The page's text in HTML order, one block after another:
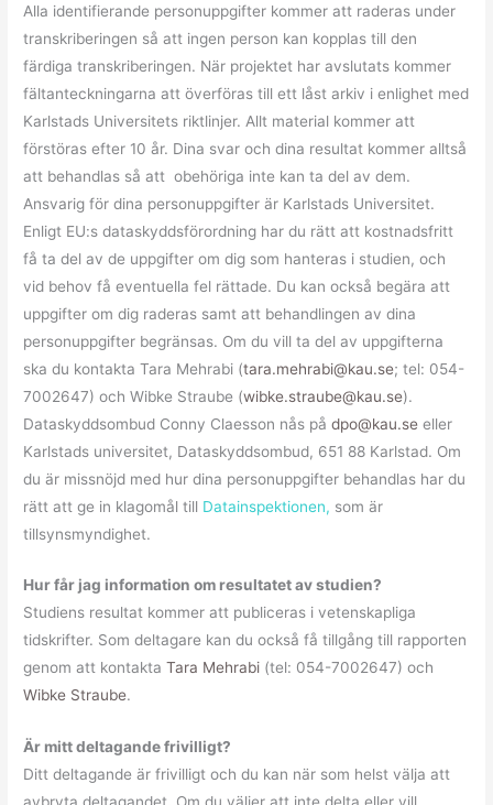
Alla identifierande personuppgifter kommer att raderas under
transkriberingen så att ingen person kan kopplas till den
färdiga transkriberingen. När projektet har avslutats kommer
fältanteckningarna att överföras till ett låst arkiv i enlighet med
Karlstads Universitets riktlinjer. Allt material kommer att
förstöras efter 10 år. Dina svar och dina resultat kommer alltså
att behandlas så att obehöriga inte kan ta del av dem.
Ansvarig för dina personuppgifter är Karlstads Universitet.
Enligt EU:s dataskyddsförordning har du rätt att kostnadsfritt
få ta del av de uppgifter om dig som hanteras i studien, och
vid behov få eventuella fel rättade. Du kan också begära att
uppgifter om dig raderas samt att behandlingen av dina
personuppgifter begränsas. Om du vill ta del av uppgifterna
ska du kontakta Tara Mehrabi (tara.mehrabi@kau.se; tel: 054-
7002647) och Wibke Straube (wibke.straube@kau.se).
Dataskyddsombud Conny Claesson nås pådpo@kau.se eller
Karlstads universitet, Dataskyddsombud, 651 88 Karlstad. Om
du är missnöjd med hur dina personuppgifter behandlas har du
rätt att ge in klagomål till Datainspektionen, som är
tillsynsmyndighet.
Hur får jag information om resultatet av studien?
Studiens resultat kommer att publiceras i vetenskapliga
tidskrifter. Som deltagare kan du också få tillgång till rapporten
genom att kontaktaTara Mehrabi (tel: 054-7002647) och
Wibke Straube.
Är mitt deltagande frivilligt?
Ditt deltagande är frivilligt och du kan när som helst välja att